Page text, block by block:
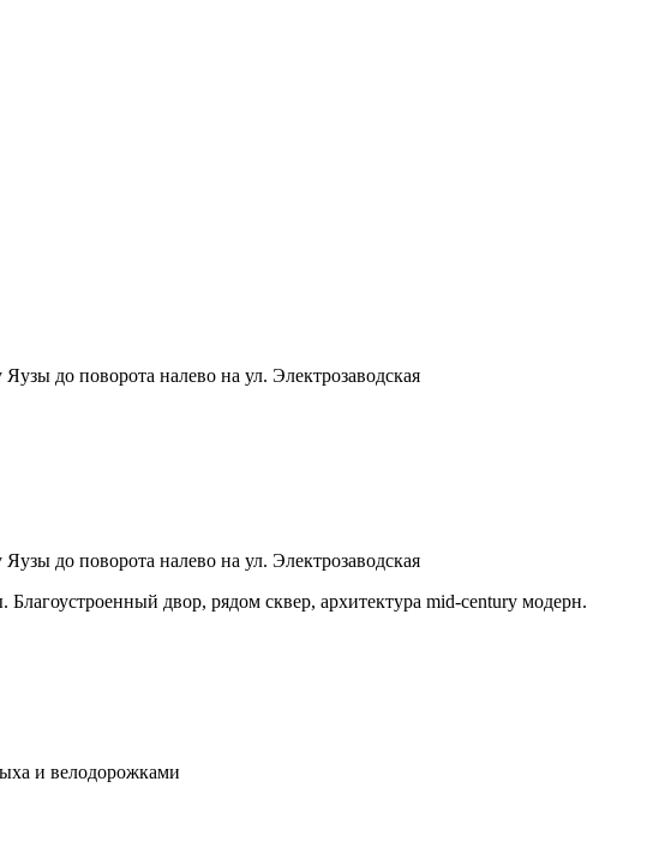
до поворота налево на ул. Электрозаводская
до поворота налево на ул. Электрозаводская
двор, рядом сквер, архитектура mid-century модерн.
и велодорожками